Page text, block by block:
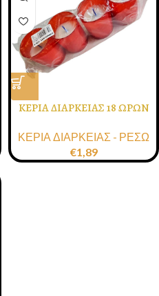
ΚΕΡΙΑ ΔΙΑΡΚΕΙΑΣ 18 ΩΡΩΝ
ΚΕΡΙΑ ΔΙΑΡΚΕΙΑΣ - ΡΕΣΩ
€1,89